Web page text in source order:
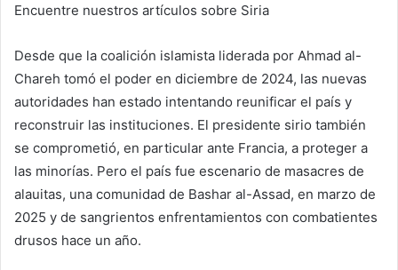
Encuentre nuestros artículos sobre Siria
Desde que la coalición islamista liderada por Ahmad al-
Chareh tomó el poder en diciembre de 2024, las nuevas
autoridades han estado intentando reunificar el país y
reconstruir las instituciones. El presidente sirio también
se comprometió, en particular ante Francia, a proteger a
las minorías. Pero el país fue escenario de masacres de
alauitas, una comunidad de Bashar al-Assad, en marzo de
2025 y de sangrientos enfrentamientos con combatientes
drusos hace un año.